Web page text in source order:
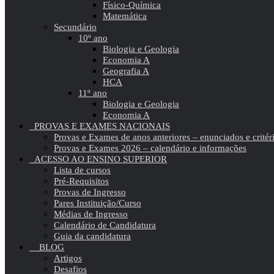
Físico-Química
Matemática
Secundário
10º ano
Biologia e Geologia
Economia A
Geografia A
HCA
11º ano
Biologia e Geologia
Economia A
PROVAS E EXAMES NACIONAIS
Provas e Exames de anos anteriores – enunciados e
Provas e Exames 2026 – calendário e informações
ACESSO AO ENSINO SUPERIOR
Lista de cursos
Pré-Requisitos
Provas de Ingresso
Pares Instituição/Curso
Médias de Ingresso
Calendário de Candidatura
Guia da candidatura
BLOG
Artigos
Desafios